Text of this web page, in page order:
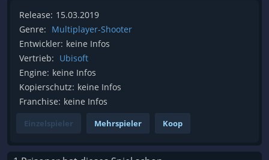
Release: 15.03.2019
Genre: Multiplayer-Shooter
Entwickler: keine Infos
Vertrieb: Ubisoft
Engine: keine Infos
Kopierschutz: keine Infos
Franchise: keine Infos
Einzelspieler Mehrspieler Koop